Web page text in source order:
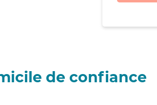
de confiance